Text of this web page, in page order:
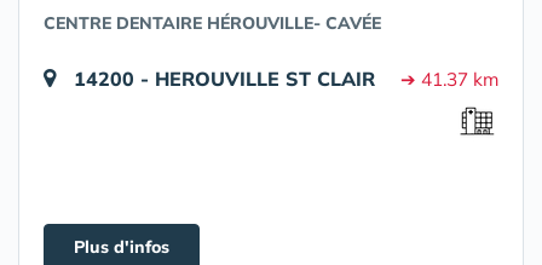
CENTRE DENTAIRE HÉROUVILLE- CAVÉE
14200 - HEROUVILLE ST CLAIR ➔ 41.37 km
Plus d'infos